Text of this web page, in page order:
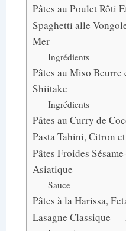
Pâtes au Poulet Rôti
Spaghetti alle
Mer
Ingrédients
Pâtes au Miso Beurre
Shiitake
Ingrédients
Pâtes au Curry de
Pasta Tahini, Citron
Pâtes Froides
Asiatique
Sauce
Pâtes à la Harissa,
Lasagne Classique